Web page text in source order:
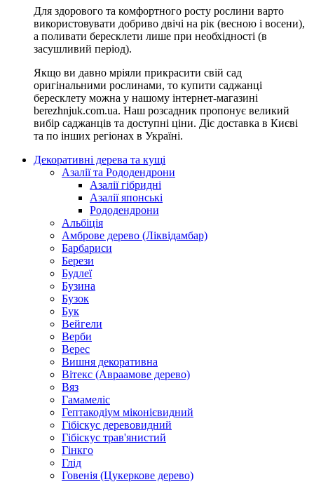
Для здорового та комфортного росту рослини варто
використовувати добриво двічі на рік (весною і восени),
а поливати бересклети лише при необхідності (в
засушливий період).
Якщо ви давно мріяли прикрасити свій сад
оригінальними рослинами, то купити саджанці
бересклету можна у нашому інтернет-магазині
berezhnjuk.com.ua. Наш розсадник пропонує великий
вибір саджанців та доступні ціни. Діє доставка в Києві
та по інших регіонах в Україні.
Декоративні дерева та кущі
Азалії та Рододендрони
Азалії гібридні
Азалії японські
Рододендрони
Альбіція
Амброве дерево (Ліквідамбар)
Барбариси
Берези
Будлеї
Бузина
Бузок
Бук
Вейгели
Верби
Верес
Вишня декоративна
Вітекс (Авраамове дерево)
Вяз
Гамамеліс
Гептакодіум міконієвидний
Гібіскус деревовидний
Гібіскус трав'янистий
Гінкго
Глід
Говенія (Цукеркове дерево)